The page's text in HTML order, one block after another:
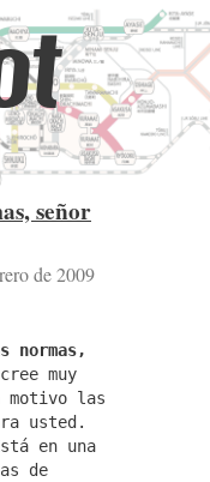
señor
de 2009
normas,
muy
motivo las
usted.
en una
de